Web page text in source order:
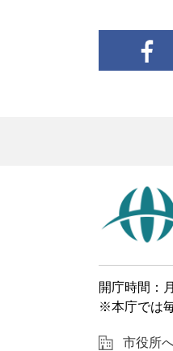
開庁時間：
※本庁では
市役所